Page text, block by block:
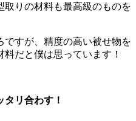
りの材料も最高級のものを
ですが、精度の高い被せ物を
だと僕は思っています！
リ合わす！